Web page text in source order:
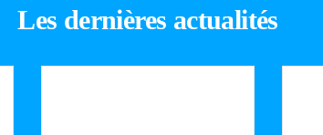
Les dernières actualités